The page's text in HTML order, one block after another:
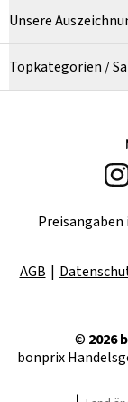
Unsere
Topkategorien /
AGB
© 2026
bonprix